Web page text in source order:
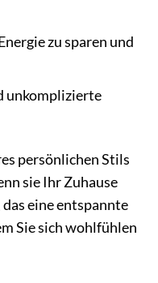
zu sparen und
unkomplizierte
persönlichen Stils
sie Ihr Zuhause
eine entspannte
Sie sich wohlfühlen